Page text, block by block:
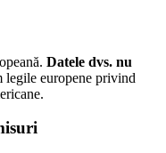
Datele dvs. nu
legile europene privind